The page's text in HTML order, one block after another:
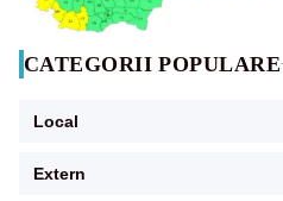
CATEGORII POPULARE
Local
Extern